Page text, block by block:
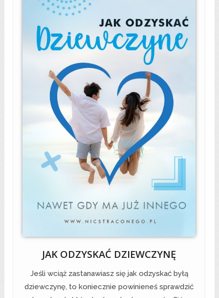
JAK ODZYSKAĆ DZIEWCZYNĘ
Jeśli wciąż zastanawiasz się jak odzyskać byłą
dziewczynę, to koniecznie powinieneś sprawdzić